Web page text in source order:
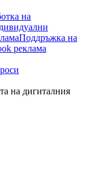
на
Поддръжка на
реклама
на дигиталния